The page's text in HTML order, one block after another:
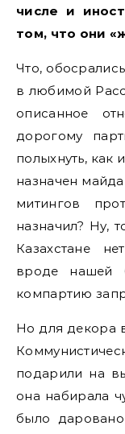
числе и
том, что они
Что,
в любимой
описанное
дорогому
полыхнуть, как
назначен
митингов
назначил? Ну,
Казахстане
вроде нашей
компартию
Но для декора
подарили на
она набирала
было